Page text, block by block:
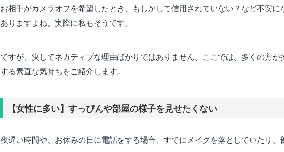
お相手がカメラオフを希望したとき、もしかして信用されていない？など不安に
ありますよね。実際に私もそうです。
ですが、決してネガティブな理由ばかりではありません。ここでは、多くの方が
する素直な気持ちをご紹介します。
【女性に多い】すっぴんや部屋の様子を見せたくない
夜遅い時間や、お休みの日に電話をする場合、すでにメイクを落としていたり、